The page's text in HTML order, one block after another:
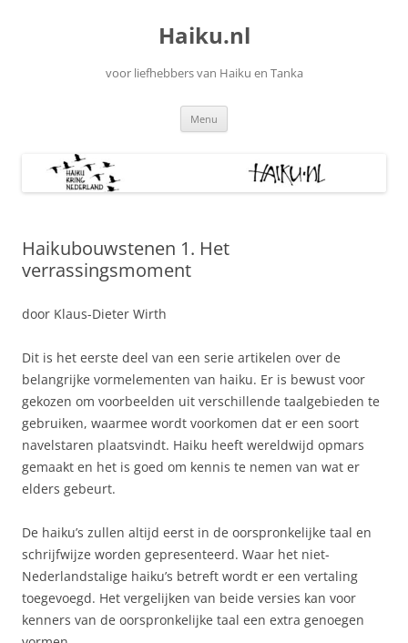
Haiku.nl
voor liefhebbers van Haiku en Tanka
Menu
Haikubouwstenen 1. Het
verrassingsmoment
door Klaus-Dieter Wirth
Dit is het eerste deel van een serie artikelen over de
belangrijke vormelementen van haiku. Er is bewust voor
gekozen om voorbeelden uit verschillende taalgebieden te
gebruiken, waarmee wordt voorkomen dat er een soort
navelstaren plaatsvindt. Haiku heeft wereldwijd opmars
gemaakt en het is goed om kennis te nemen van wat er
elders gebeurt.
De haiku’s zullen altijd eerst in de oorspronkelijke taal en
schrijfwijze worden gepresenteerd. Waar het niet-
Nederlandstalige haiku’s betreft wordt er een vertaling
toegevoegd. Het vergelijken van beide versies kan voor
kenners van de oorspronkelijke taal een extra genoegen